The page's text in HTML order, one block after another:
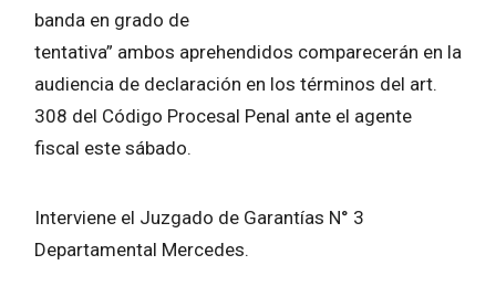
banda en grado de
tentativa” ambos aprehendidos comparecerán en la
audiencia de declaración en los términos del art.
308 del Código Procesal Penal ante el agente
fiscal este sábado.
Interviene el Juzgado de Garantías N° 3
Departamental Mercedes.